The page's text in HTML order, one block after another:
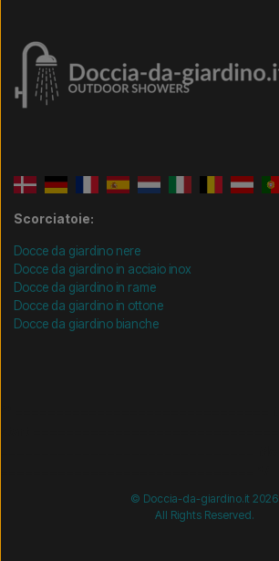
Scorciatoie:
Docce da giardino nere
Docce da giardino in acciaio inox
Docce da giardino in rame
Docce da giardino in ottone
Docce da giardino bianche
© Doccia-da-giardino.it 2026
All Rights Reserved.